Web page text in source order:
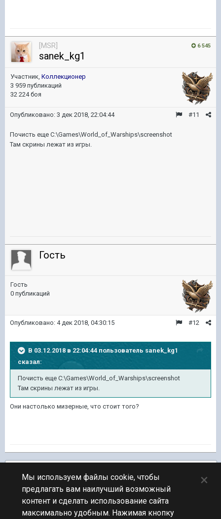
6 545
[MSR]
sanek_kg1
Участник, Коллекционер
3 959 публикаций
32 224 боя
#11
Опубликовано: 3 дек 2018, 22:04:44
Почисть еще C:\Games\World_of_Warships\screenshot
Там скрины лежат из игры.
Гость
Гость
0 публикаций
#12
Опубликовано: 4 дек 2018, 04:30:15
В 03.12.2018 в 22:04:44 пользователь sanek_kg1
сказал:
Почисть еще C:\Games\World_of_Warships\screenshot
Там скрины лежат из игры.
Они настолько мизерные, что стоит того?
ПЕРЕЙТИ К СПИСКУ ТЕМ
Обсуждение Мира Кораблей
Мы используем файлы cookie, чтобы
предлагать вам наилучший возможный
контент и сделать использование сайта
максимально удобным. Нажимая кнопку
×